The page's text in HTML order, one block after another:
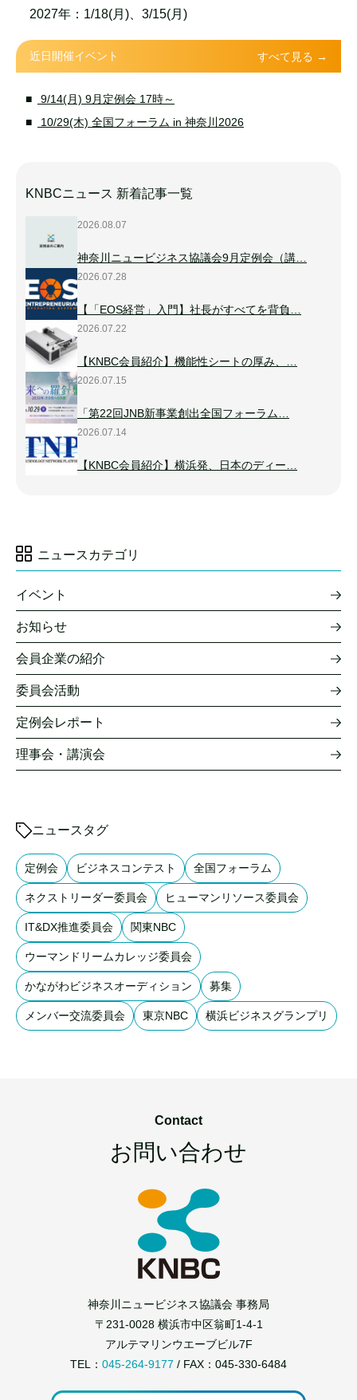
2027年：1/18(月)、3/15(月)
近日開催イベント すべて見る →
9/14(月) 9月定例会 17時～
10/29(木) 全国フォーラム in 神奈川2026
KNBCニュース 新着記事一覧
2026.08.07
神奈川ニュービジネス協議会9月定例会（講…
2026.07.28
【「EOS経営」入門】社長がすべてを背負…
2026.07.22
【KNBC会員紹介】機能性シートの厚み、…
2026.07.15
「第22回JNB新事業創出全国フォーラム…
2026.07.14
【KNBC会員紹介】横浜発、日本のディー…
ニュースカテゴリ
イベント
お知らせ
会員企業の紹介
委員会活動
定例会レポート
理事会・講演会
ニュースタグ
定例会 ビジネスコンテスト 全国フォーラム
ネクストリーダー委員会 ヒューマンリソース委員会
IT&DX推進委員会 関東NBC
ウーマンドリームカレッジ委員会
かながわビジネスオーディション 募集
メンバー交流委員会 東京NBC 横浜ビジネスグランプリ
Contact
お問い合わせ
神奈川ニュービジネス協議会 事務局
〒231-0028 横浜市中区翁町1-4-1
アルテマリンウエーブビル7F
TEL： 045-264-9177 / FAX：045-330-6484